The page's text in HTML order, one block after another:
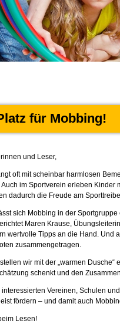
für Mobbing!
und Leser,
oft mit scheinbar harmlosen
Auch im Sportverein erleben
dadurch die Freude am
sich Mobbing in der
Maren Krause,
wertvolle Tipps an die Hand. Und
zusammengetragen.
wir mit der „warmen
schenkt und den
interessierten Vereinen, Schulen
fördern – und damit auch
Lesen!